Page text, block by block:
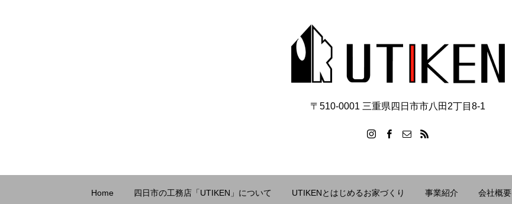
〒510-0001 三重県四日市市八田2丁目8‐1
Home 四日市の工務店「UTIKEN」について UTIKENとはじめるお家づくり 事業紹介 会社概要